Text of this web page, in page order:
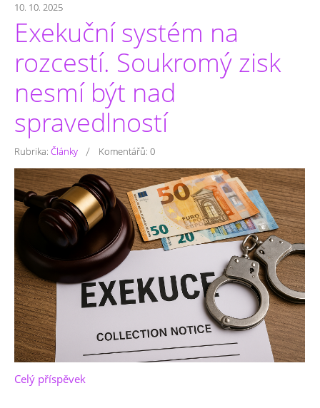
10. 10. 2025
Exekuční systém na
rozcestí. Soukromý zisk
nesmí být nad
spravedlností
Rubrika: Články / Komentářů: 0
Celý příspěvek